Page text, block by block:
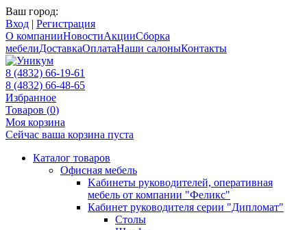
Ваш город:
Вход | Регистрация
О компанииНовостиАкцииСборка
мебелиДоставкаОплатаНаши салоныКонтакты
8 (4832) 66-19-61
8 (4832) 66-48-65
Избранное
Товаров (0)
Моя корзина
Сейчас ваша корзина пуста
Каталог товаров
Офисная мебель
Kабинеты руководителей, оперативная
мебель от компании "Феликс"
Кабинет руководителя серии "Дипломат"
Столы